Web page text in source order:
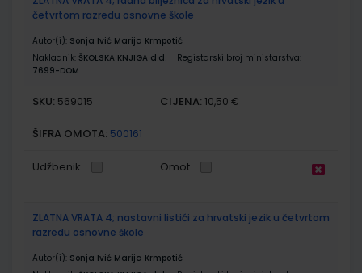
četvrtom razredu osnovne škole
Autor(i): Sonja Ivić Marija Krmpotić
Nakladnik: ŠKOLSKA KNJIGA d.d.
Registarski broj ministarstva:
7699-DOM
SKU: 569015 CIJENA: 10,50 €
ŠIFRA OMOTA: 500161
Udžbenik Omot
ZLATNA VRATA 4; nastavni listići za hrvatski jezik u četvrtom
razredu osnovne škole
Autor(i): Sonja Ivić Marija Krmpotić